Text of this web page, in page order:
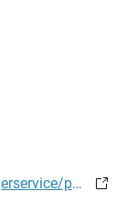
www.landkreis-holzminden.de/buergerservice/personen/herr-schoel-900000313-25600.html